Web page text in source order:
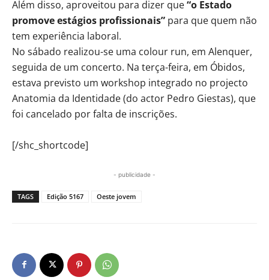
Além disso, aproveitou para dizer que“o Estado
promove estágios profissionais” para que quem não
tem experiência laboral.
No sábado realizou-se uma colour run, em Alenquer,
seguida de um concerto. Na terça-feira, em Óbidos,
estava previsto um workshop integrado no projecto
Anatomia da Identidade (do actor Pedro Giestas), que
foi cancelado por falta de inscrições.
[/shc_shortcode]
- publicidade -
TAGS Edição 5167 Oeste jovem